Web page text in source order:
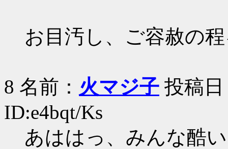
お目汚し、ご容赦の
8 名前： 火マジ子 投稿日
ID:e4bqt/Ks
あははっ、みんな酷